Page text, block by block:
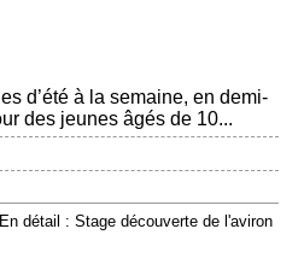
d’été à la semaine, en demi-
des jeunes âgés de 10...
En détail : Stage découverte de l'aviron